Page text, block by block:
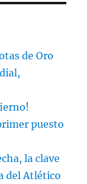
de Oro
puesto
la clave
del Atlético